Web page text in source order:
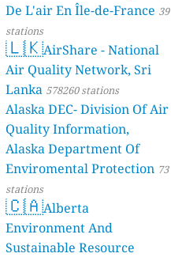
De L'air En Île-de-France 39
stations
🇱🇰AirShare - National
Air Quality Network, Sri
Lanka 578260 stations
Alaska DEC- Division Of Air
Quality Information,
Alaska Department Of
Enviromental Protection 73
stations
🇨🇦Alberta
Environment And
Sustainable Resource